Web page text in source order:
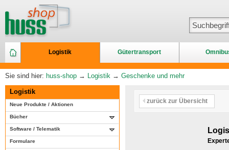
Logistik Gütertransport
Sie sind hier: huss-shop → Logistik → Geschenke und mehr
Logistik
Neue Produkte / Aktionen
Bücher
Software / Telematik
Formulare
zurück zur Übersicht